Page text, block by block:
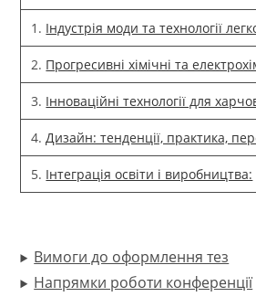
1. Індустрія моди та технології
2. Прогресивні хімічні та
3. Інноваційні технології для
4. Дизайн: тенденції, практика,
5. Інтеграція освіти і виробництва:
Вимоги до оформлення тез
Напрямки роботи конференції